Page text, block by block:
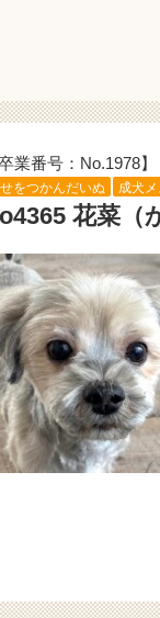
卒業番号：No.1978】
をつかんだいぬ 成犬
花菜